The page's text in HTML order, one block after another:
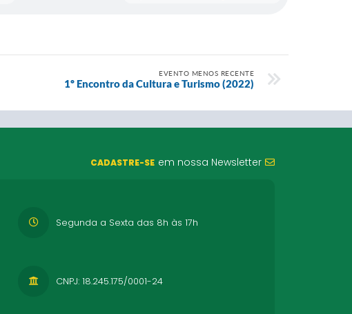
EVENTO MENOS RECENTE
1º Encontro da Cultura e Turismo (2022)
CADASTRE-SE em nossa Newsletter
Segunda a Sexta das 8h às 17h
CNPJ: 18.245.175/0001-24